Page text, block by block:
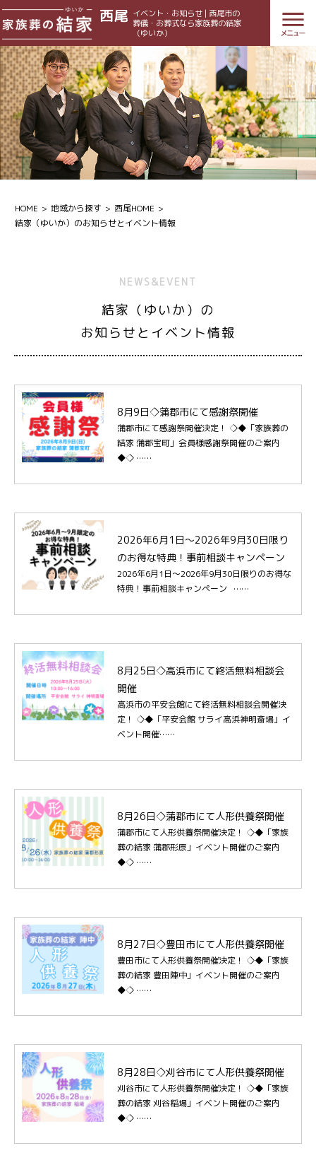
西尾 イベント・お知らせ | 西尾市の
葬儀・お葬式なら家族葬の結家
（ゆいか）
HOME 地域から探す
西尾HOME
結家（ゆいか）のお知らせとイベント情報
NEWS&EVENT
結家（ゆいか）の
お知らせとイベント情報
8月9日◇蒲郡市にて感謝祭開催
蒲郡市にて感謝祭開催決定！ ◇◆「家族葬の
結家 蒲郡宝町」会員様感謝祭開催のご案内
◆◇ ……
2026年6月1日～2026年9月30日限り
のお得な特典！事前相談キャンペーン
2026年6月1日～2026年9月30日限りのお得な
特典！事前相談キャンペーン ……
8月25日◇高浜市にて終活無料相談会
開催
高浜市の平安会館にて終活無料相談会開催決
定！ ◇◆「平安会館 サライ高浜神明斎場」イ
ベント開催……
8月26日◇蒲郡市にて人形供養祭開催
蒲郡市にて人形供養祭開催決定！ ◇◆「家族
葬の結家 蒲郡形原」イベント開催のご案内
◆◇ ……
8月27日◇豊田市にて人形供養祭開催
豊田市にて人形供養祭開催決定！ ◇◆「家族
葬の結家 豊田陣中」イベント開催のご案内
◆◇ ……
8月28日◇刈谷市にて人形供養祭開催
刈谷市にて人形供養祭開催決定！ ◇◆「家族
葬の結家 刈谷稲場」イベント開催のご案内
◆◇ ……